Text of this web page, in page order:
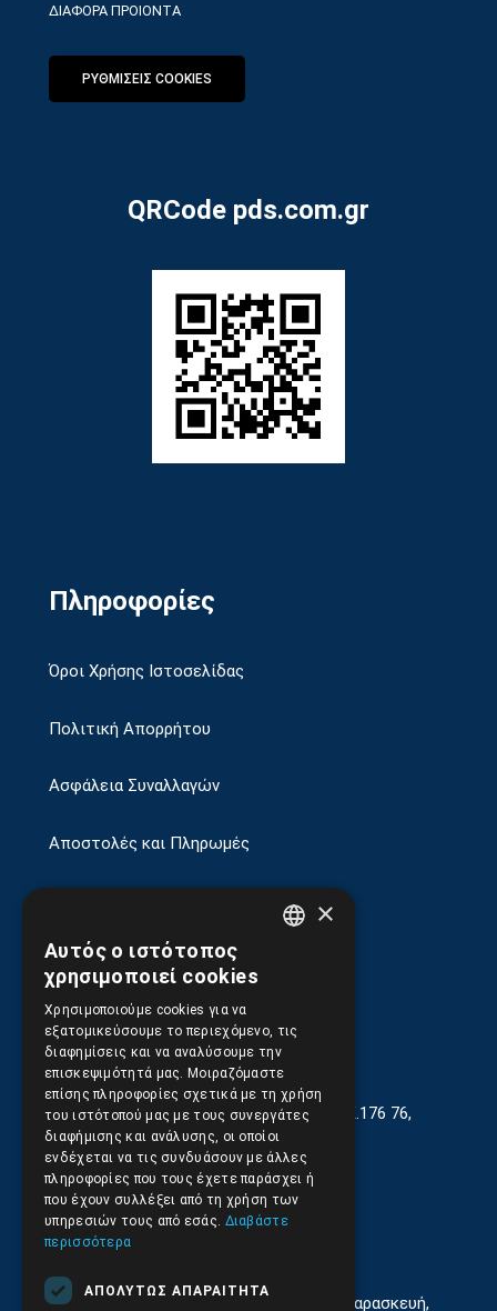
ΔΙΑΦΟΡΑ ΠΡΟΙΟΝΤΑ
ΡΥΘΜΙΣΕΙΣ COOKIES
QRCode pds.com.gr
Πληροφορίες
Όροι Χρήσης Ιστοσελίδας
Πολιτική Απορρήτου
Ασφάλεια Συναλλαγών
Αποστολές και Πληρωμές
Γεωργίου Κρέμου 13-17, Καλλιθέα, Τ.Κ.176 76,
Αθήνα, Ελλάδα
210.9566.401(11.30-17.00)
210.9566.402
Εξυπηρέτηση Κοινού Δευτέρα έως Παρασκευή,
×
Αυτός ο ιστότοπος
χρησιμοποιεί cookies
Χρησιμοποιούμε cookies για να
εξατομικεύσουμε το περιεχόμενο, τις
διαφημίσεις και να αναλύσουμε την
επισκεψιμότητά μας. Μοιραζόμαστε
επίσης πληροφορίες σχετικά με τη χρήση
του ιστότοπού μας με τους συνεργάτες
διαφήμισης και ανάλυσης, οι οποίοι
ενδέχεται να τις συνδυάσουν με άλλες
πληροφορίες που τους έχετε παράσχει ή
που έχουν συλλέξει από τη χρήση των
υπηρεσιών τους από εσάς. Διαβάστε
περισσότερα
ΑΠΟΛΎΤΩΣ ΑΠΑΡΑΊΤΗΤΑ